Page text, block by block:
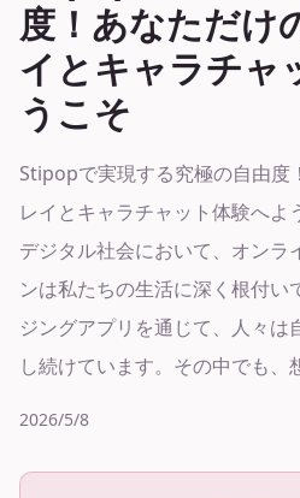
度！あなただけ
イとキャラチャ
うこそ
Stipopで実現する究極の自由度
レイとキャラチャット体験へよ
デジタル社会において、オンラ
ンは私たちの生活に深く根付い
ジングアプリを通じて、人々は
し続けています。その中でも、
2026/5/8